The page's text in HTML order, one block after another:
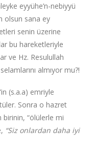
eyyühe’n-nebiyyü
olsun sana ey
senin üzerine
bu hareketleriyle
ve Hz. Resulullah
almıyor mu?!
(s.a.a) emriyle
Sonra o hazret
birinin, “ölülerle mi
“Siz onlardan daha iyi